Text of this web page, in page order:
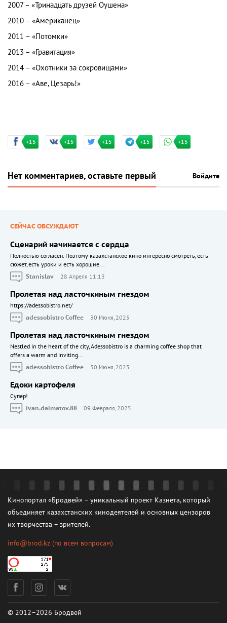
2007 – «Тринадцать друзей Оушена»
2010 – «Американец»
2011 – «Потомки»
2013 – «Гравитация»
2014 – «Охотники за сокровищами»
2016 – «Аве, Цезарь!»
+15 +15 +15 +15 +15
Нет комментариев, оставьте первый Войдите
СЕЙЧАС ОБСУЖДАЮТ
Сценарий начинается с сердца
Полностью согласен. Поэтому казахстанское кино интересно смотреть, есть
сюжет, есть уроки и есть хорошие...
Stanislav
28 Апреля 11:13
Пролетая над ласточкиным гнездом
https://adessobistro.net/
adessobistro Coffee
30 Июня, 2025
Пролетая над ласточкиным гнездом
Nestled in the heart of the city, Adessobistro is a charming coffee shop that
offers a warm and inviting...
adessobistro Coffee
30 Июня, 2025
Едоки картофеля
Cупер!
ivan.dalmatov.88
09 Февраля, 2025
Кинопортал «Бродвей» – уникальный проект Казнета, который
объединяет казахстанских кинодеятелей и основных цензоров
их творчества – зрителей.
info@brod.kz (по всем вопросам)
© 2012–2026 Бродвей